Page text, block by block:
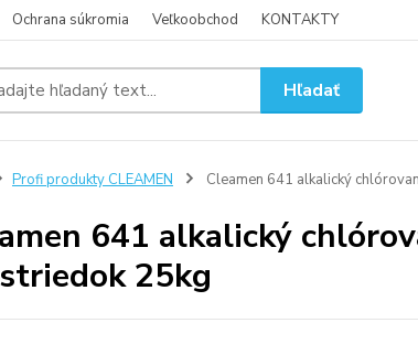
Ochrana súkromia Veľkoobchod KONTAKTY
Hľadať
Profi produkty CLEAMEN Cleamen 641 alkalický
641 alkalický
25kg